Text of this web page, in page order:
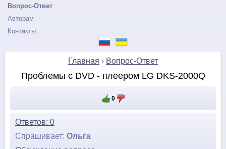
Вопрос-Ответ
Авторам
Контакты
Главная › Вопрос-Ответ
Проблемы c DVD - плеером LG DKS-2000Q
0
Ответов: 0
Спрашивает: Ольга